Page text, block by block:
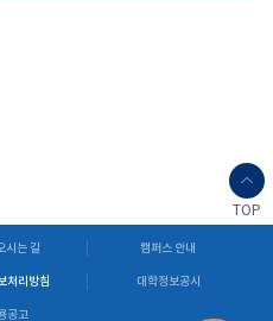
TOP
시는 길 캠퍼스 안내
처리방침 대학정보공시
공고